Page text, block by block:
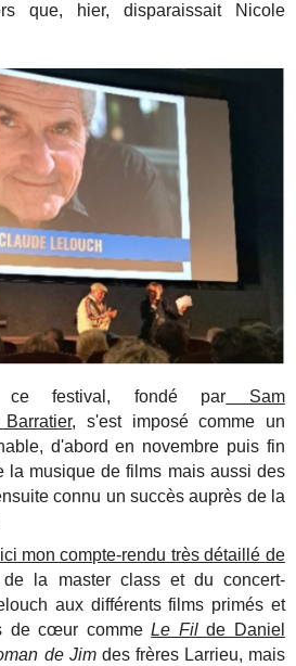
que, hier, disparaissait Nicole
festival, fondé par Sam
, s'est imposé comme un
d'abord en novembre puis fin
la musique de films mais aussi des
connu un succès auprès de la
mon compte-rendu très détaillé de
la master class et du concert-
aux différents films primés et
de cœur commeLe Filde Daniel
de Jim des frères Larrieu, mais